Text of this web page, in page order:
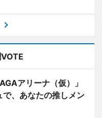
アリーナ（仮）」
、あなたの推しメン